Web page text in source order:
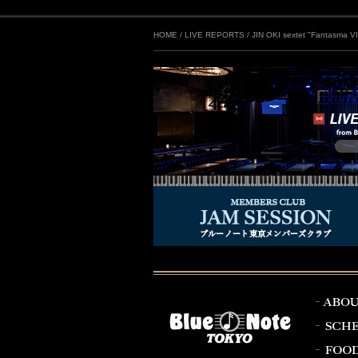
HOME / LIVE REPORTS / JIN OKI sextet "Fantasma